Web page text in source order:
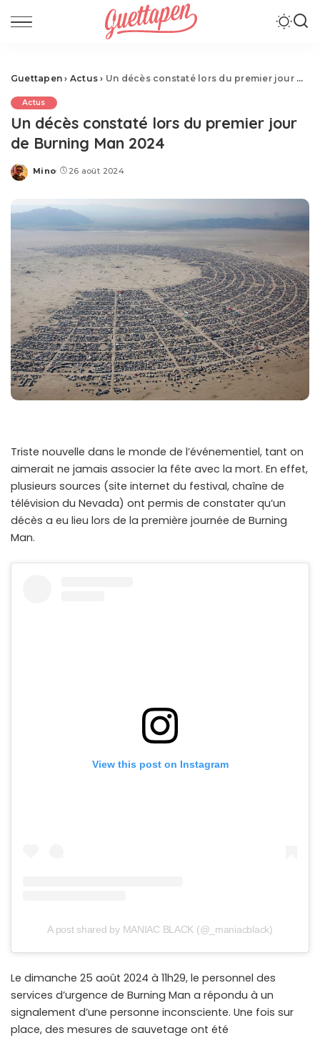
Guettapen › Actus › Un décès constaté lors du premier jour de Burning Man 2024
Actus
Un décès constaté lors du premier jour
de Burning Man 2024
Posted
Mino 26 août 2024
Triste nouvelle dans le monde de l’événementiel, tant on
aimerait ne jamais associer la fête avec la mort. En effet,
plusieurs sources (site internet du festival, chaîne de
télévision du Nevada) ont permis de constater qu’un
décès a eu lieu lors de la première journée de Burning
Man.
View this post on Instagram
A post shared by MANIAC BLACK (@_maniacblack)
Le dimanche 25 août 2024 à 11h29, le personnel des
services d’urgence de Burning Man a répondu à un
signalement d’une personne inconsciente. Une fois sur
place, des mesures de sauvetage ont été